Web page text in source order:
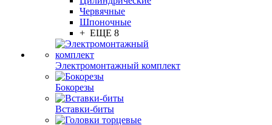
Червячные
Шпоночные
+ ЕЩЕ 8
Электромонтажный комплект
Бокорезы
Вставки-биты